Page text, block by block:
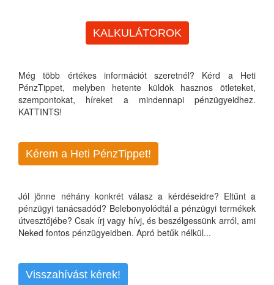
KALKULÁTOROK
Még több értékes információt szeretnél? Kérd a Heti
PénzTippet, melyben hetente küldök hasznos ötleteket,
szempontokat, híreket a mindennapi pénzügyeidhez.
KATTINTS!
Kérem a Heti PénzTippet!
Jól jönne néhány konkrét válasz a kérdéseidre? Eltűnt a
pénzügyi tanácsadód? Belebonyolódtál a pénzügyi termékek
útvesztőjébe? Csak írj vagy hívj, és beszélgessünk arról, ami
Neked fontos pénzügyeidben. Apró betűk nélkül...
Visszahívást kérek!